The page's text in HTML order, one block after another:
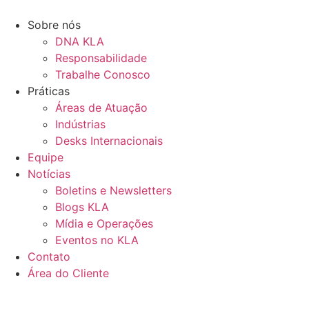
para
conteúdo
Sobre nós
DNA KLA
Responsabilidade
Trabalhe Conosco
Práticas
Áreas de Atuação
Indústrias
Desks Internacionais
Equipe
Notícias
Boletins e Newsletters
Blogs KLA
Mídia e Operações
Eventos no KLA
Contato
Área do Cliente